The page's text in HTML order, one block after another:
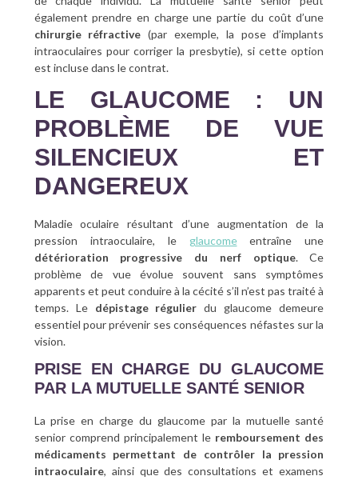
également prendre en charge une partie du coût d’une
chirurgie réfractive (par exemple, la pose d’implants
intraoculaires pour corriger la presbytie), si cette option
est incluse dans le contrat.
LE GLAUCOME : UN
PROBLÈME DE VUE
SILENCIEUX ET
DANGEREUX
Maladie oculaire résultant d’une augmentation de la
pression intraoculaire, le glaucomeentraîne une
détérioration progressive du nerf optique. Ce
problème de vue évolue souvent sans symptômes
apparents et peut conduire à la cécité s’il n’est pas traité à
temps. Le dépistage régulier du glaucome demeure
essentiel pour prévenir ses conséquences néfastes sur la
vision.
PRISE EN CHARGE DU GLAUCOME
PAR LA MUTUELLE SANTÉ SENIOR
La prise en charge du glaucome par la mutuelle santé
senior comprend principalement le remboursement des
médicaments permettant de contrôler la pression
intraoculaire, ainsi que des consultations et examens